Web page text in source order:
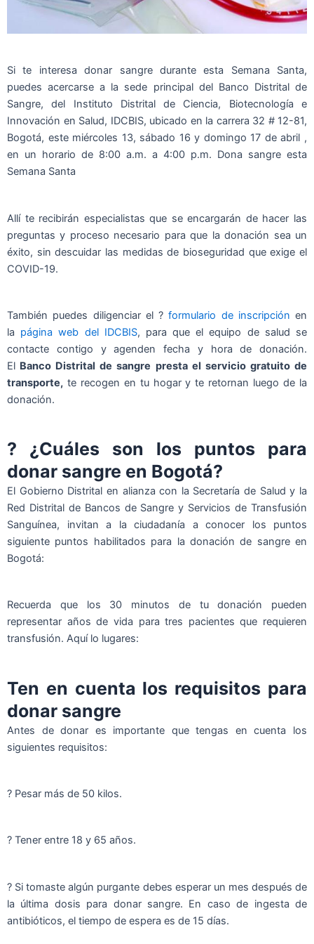
Si te interesa donar sangre durante esta Semana Santa,
puedes acercarse a la sede principal del Banco Distrital de
Sangre, del Instituto Distrital de Ciencia, Biotecnología e
Innovación en Salud, IDCBIS, ubicado en la carrera 32 # 12-81,
Bogotá, este miércoles 13, sábado 16 y domingo 17 de abril ,
en un horario de 8:00 a.m. a 4:00 p.m. Dona sangre esta
Semana Santa
Allí te recibirán especialistas que se encargarán de hacer las
preguntas y proceso necesario para que la donación sea un
éxito, sin descuidar las medidas de bioseguridad que exige el
COVID-19.
También puedes diligenciar el ?formulario de inscripción en
la página web del IDCBIS, para que el equipo de salud se
contacte contigo y agenden fecha y hora de donación.
El Banco Distrital de sangre presta el servicio gratuito de
transporte, te recogen en tu hogar y te retornan luego de la
donación.
? ¿Cuáles son los puntos para
donar sangre en Bogotá?
El Gobierno Distrital en alianza con la Secretaría de Salud y la
Red Distrital de Bancos de Sangre y Servicios de Transfusión
Sanguínea, invitan a la ciudadanía a conocer los puntos
siguiente puntos habilitados para la donación de sangre en
Bogotá:
Recuerda que los 30 minutos de tu donación pueden
representar años de vida para tres pacientes que requieren
transfusión. Aquí lo lugares:
Ten en cuenta los requisitos para
donar sangre
Antes de donar es importante que tengas en cuenta los
siguientes requisitos:
? Pesar más de 50 kilos.
? Tener entre 18 y 65 años.
? Si tomaste algún purgante debes esperar un mes después de
la última dosis para donar sangre. En caso de ingesta de
antibióticos, el tiempo de espera es de 15 días.